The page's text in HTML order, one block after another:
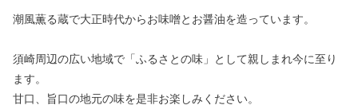
潮風薫る蔵で大正時代からお味噌とお醤油を造っています。
須崎周辺の広い地域で「ふるさとの味」として親しまれ今に至り
ます。
甘口、旨口の地元の味を是非お楽しみください。